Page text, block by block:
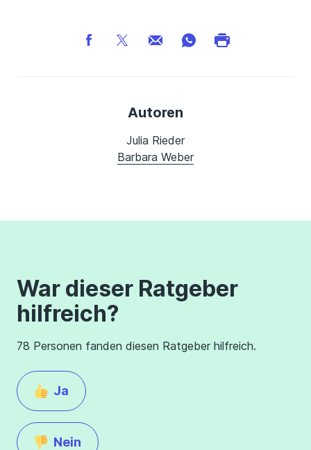
Autoren
Julia Rieder
Barbara Weber
War dieser Ratgeber
hilfreich?
78 Personen fanden diesen Ratgeber hilfreich.
Ja
Nein